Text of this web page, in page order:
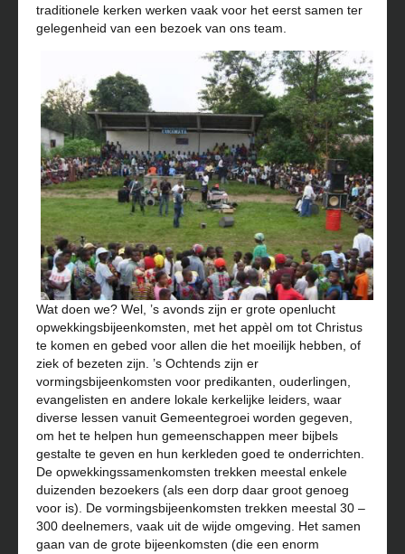
traditionele kerken werken vaak voor het eerst samen ter
gelegenheid van een bezoek van ons team.
Wat doen we? Wel, ’s avonds zijn er grote openlucht
opwekkingsbijeenkomsten, met het appèl om tot Christus
te komen en gebed voor allen die het moeilijk hebben, of
ziek of bezeten zijn. ’s Ochtends zijn er
vormingsbijeenkomsten voor predikanten, ouderlingen,
evangelisten en andere lokale kerkelijke leiders, waar
diverse lessen vanuit Gemeentegroei worden gegeven,
om het te helpen hun gemeenschappen meer bijbels
gestalte te geven en hun kerkleden goed te onderrichten.
De opwekkingssamenkomsten trekken meestal enkele
duizenden bezoekers (als een dorp daar groot genoeg
voor is). De vormingsbijeenkomsten trekken meestal 30 –
300 deelnemers, vaak uit de wijde omgeving. Het samen
gaan van de grote bijeenkomsten (die een enorm